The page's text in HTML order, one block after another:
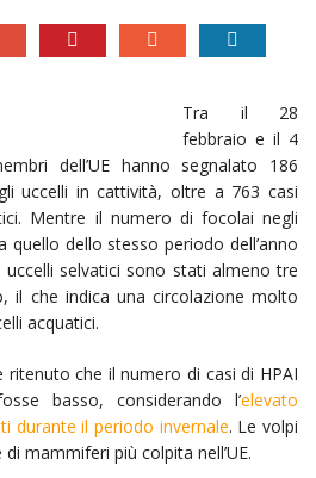
Tra il 28
febbraio e il 4
dell’UE hanno segnalato 186
uccelli in cattività, oltre a 763 casi
Mentre il numero di focolai negli
quello dello stesso periodo dell’anno
selvatici sono stati almeno tre
il che indica una circolazione molto
acquatici.
ritenuto che il numero di casi di HPAI
basso, considerando l’elevato
durante il periodo invernale. Le volpi
mammiferi più colpita nell’UE.